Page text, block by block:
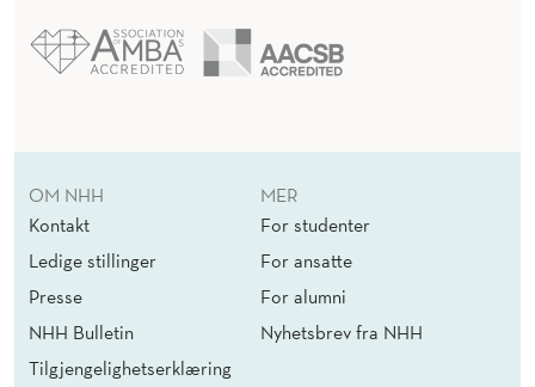
OM NHH
Kontakt
Ledige stillinger
Presse
NHH Bulletin
Tilgjengelighetserklæring
MER
For studenter
For ansatte
For alumni
Nyhetsbrev fra NHH